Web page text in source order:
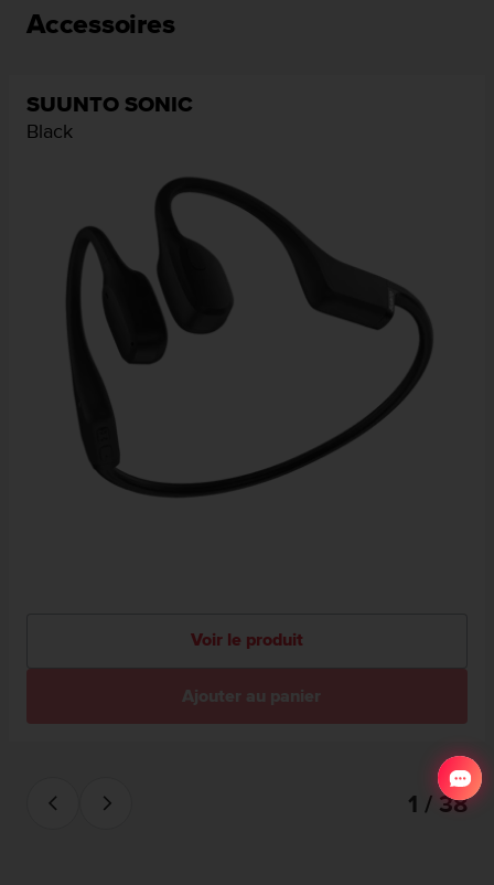
Accessoires
SUUNTO SONIC
Black
Voir le produit
Ajouter au panier
1 / 38